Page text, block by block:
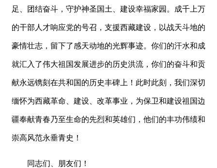
足、团结奋斗，守护神圣国土、建设幸福家园。成千上万
的干部人才响应党的号召，支援西藏建设，以战天斗地的
豪情壮志，留下了感天动地的光辉事迹。你们的汗水和成
就汇入了伟大祖国发展进步的历史洪流，你们的奋斗和贡
献永远镌刻在共和国的历史丰碑上！此时此刻，我们深切
缅怀为西藏革命、建设、改革事业，为保卫和建设祖国边
疆奉献青春乃至生命的先烈和英雄们，他们的丰功伟绩和
崇高风范永垂青史！
同志们、朋友们！